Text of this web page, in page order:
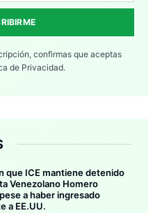
confirmas que aceptas
de Privacidad.
que ICE mantiene detenido
Venezolano Homero
a haber ingresado
a EE.UU.